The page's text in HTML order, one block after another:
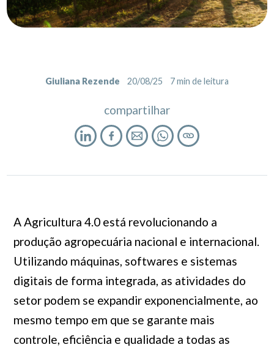
Giuliana Rezende 20/08/25 7min de leitura
compartilhar
A Agricultura 4.0 está revolucionando a
produção agropecuária nacional e internacional.
Utilizando máquinas, softwares e sistemas
digitais de forma integrada, as atividades do
setor podem se expandir exponencialmente, ao
mesmo tempo em que se garante mais
controle, eficiência e qualidade a todas as